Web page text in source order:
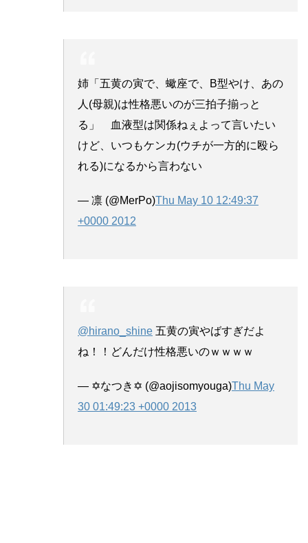
姉「五黄の寅で、蠍座で、B型やけ、あの
人(母親)は性格悪いのが三拍子揃っと
る」 血液型は関係ねぇよって言いたい
けど、いつもケンカ(ウチが一方的に殴ら
れる)になるから言わない
— 凛 (@MerPo)Thu May 10 12:49:37
+0000 2012
@hirano_shine 五黄の寅やばすぎだよ
ね！！どんだけ性格悪いのｗｗｗｗ
— ✡なつき✡ (@aojisomyouga)Thu May
30 01:49:23 +0000 2013